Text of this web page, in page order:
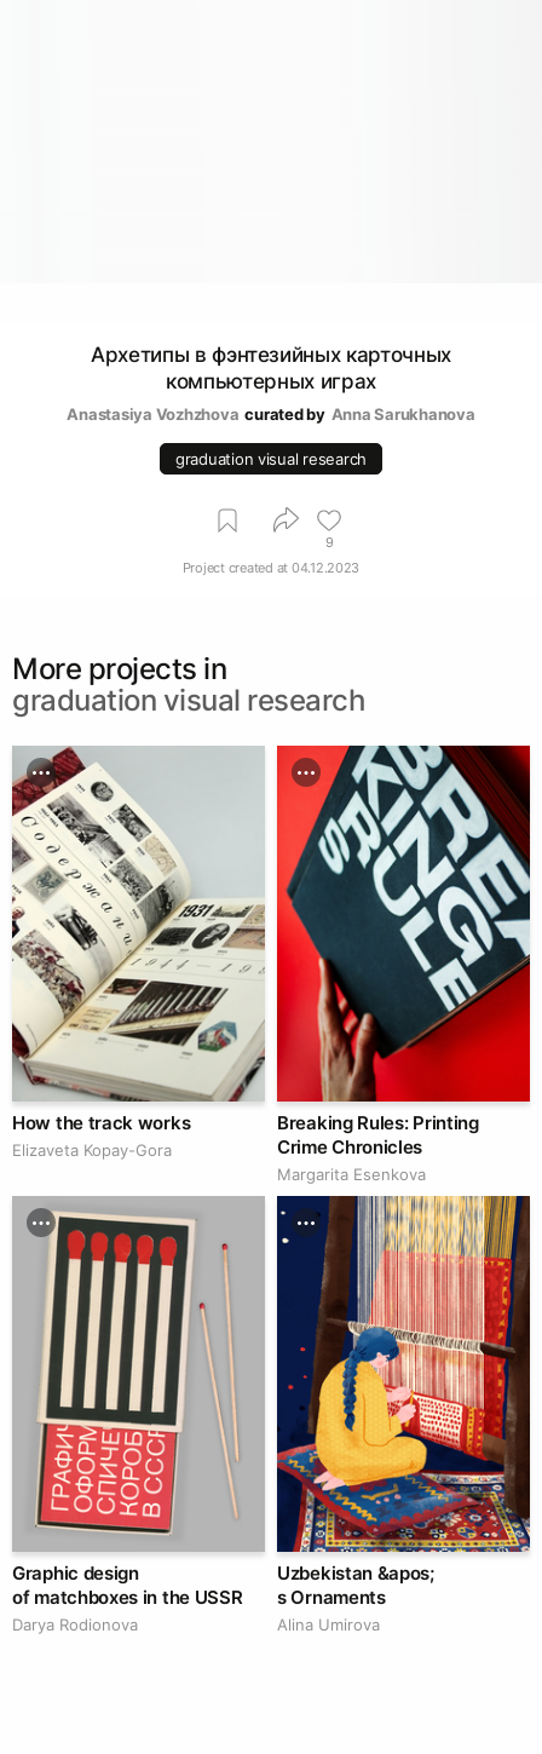
Архетипы в фэнтезийных карточных
компьютерных играх
Anastasiya Vozhzhova curated by Аnna Sarukhanova
graduation visual research
9
Project created at 04.12.2023
More projects in
graduation visual research
How the track works
Elizaveta Kopay-Gora
Breaking Rules: Printing
Crime Chronicles
Margarita Esenkova
Graphic design
of matchboxes in the USSR
Darya Rodionova
Uzbekistan &apos;
s Ornaments
Alina Umirova